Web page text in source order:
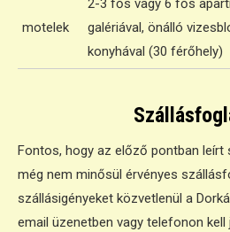
motelek
2-3 fős vagy 6 fős
galériával, önálló
konyhával (30 férőhely)
Fontos, hogy az előző pontban leírt
még nem minősül érvényes
szállásigényeket közvetlenül a
email üzenetben vagy telefonon